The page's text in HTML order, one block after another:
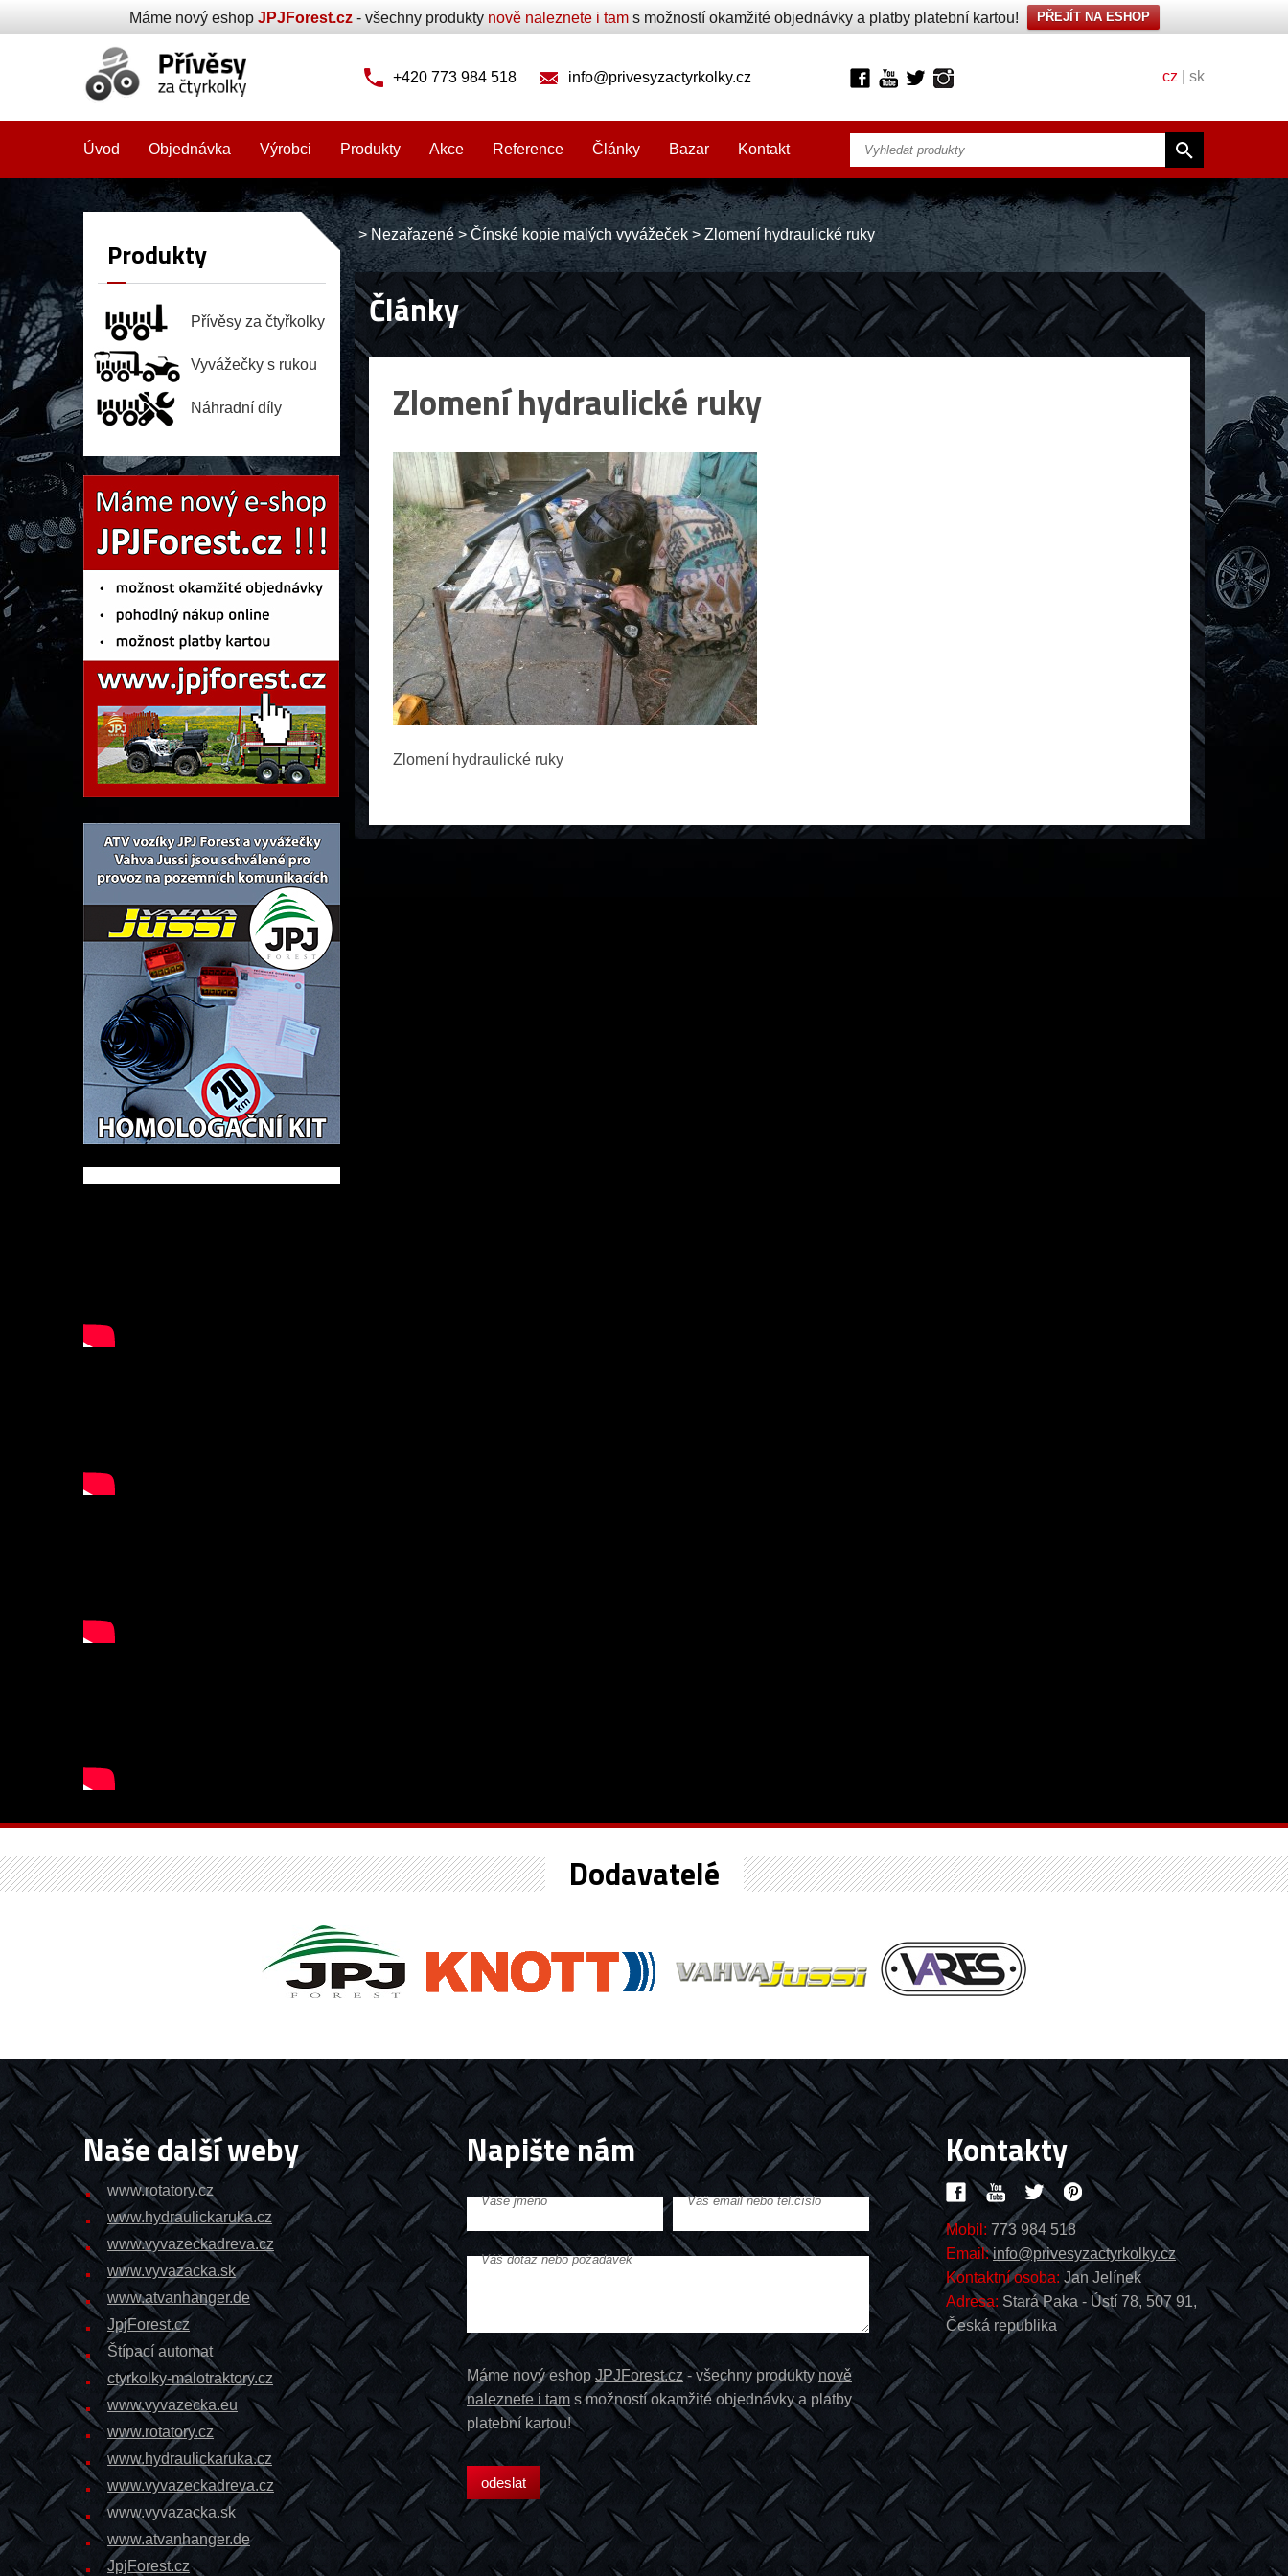
Máme nový eshop JPJForest.cz- všechny produkty nově naleznete i tams možností okamžité objednávky a platby platební kartou! PŘEJÍT NA ESHOP
+420 773 984 518 info@privesyzactyrkolky.cz cz sk
Úvod Objednávka Výrobci Produkty Akce Reference Články Bazar Kontakt
Produkty
Přívěsy za čtyřkolky
Vyvážečky s rukou
Náhradní díly
> Nezařazené>Čínské kopie malých vyvážeček> Zlomení hydraulické ruky
Články
Zlomení hydraulické ruky
Zlomení hydraulické ruky
Dodavatelé
Naše další weby
www.rotatory.cz
www.hydraulickaruka.cz
www.vyvazeckadreva.cz
www.vyvazacka.sk
www.atvanhanger.de
JpjForest.cz
Štípací automat
ctyrkolky-malotraktory.cz
www.vyvazecka.eu
www.rotatory.cz
www.hydraulickaruka.cz
www.vyvazeckadreva.cz
www.vyvazacka.sk
www.atvanhanger.de
JpjForest.cz
Napište nám
Vaše jméno Váš email nebo tel.číslo
Váš dotaz nebo požadavek
Máme nový eshop JPJForest.cz - všechny produktynově
naleznete i tams možností okamžité objednávky a platby
platební kartou!
Kontakty
Mobil: 773 984 518
Email: info@privesyzactyrkolky.cz
Kontaktní osoba: Jan Jelínek
Adresa: Stará Paka - Ústí 78, 507 91,
Česká republika